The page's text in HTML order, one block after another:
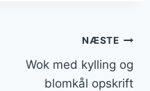
NÆSTE
Wok med kylling og
blomkål opskrift